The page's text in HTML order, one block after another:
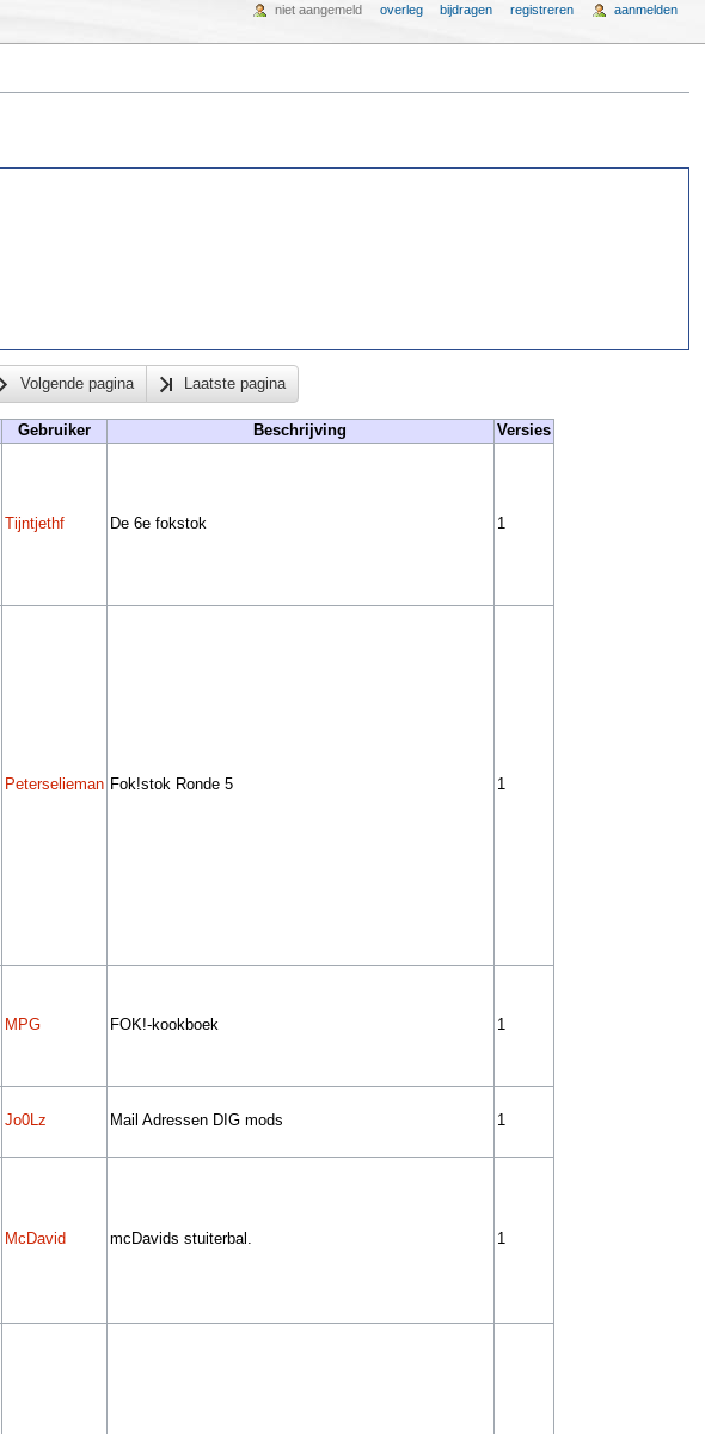
Volgende pagina Laatste pagina
Gebruiker Beschrijving Versies
Tijntjethf De 6e fokstok 1
Peterselieman Fok!stok Ronde 5 1
MPG FOK!-kookboek 1
Jo0Lz Mail Adressen DIG mods 1
McDavid mcDavids stuiterbal. 1
niet aangemeld overleg bijdragen registreren aanmelden